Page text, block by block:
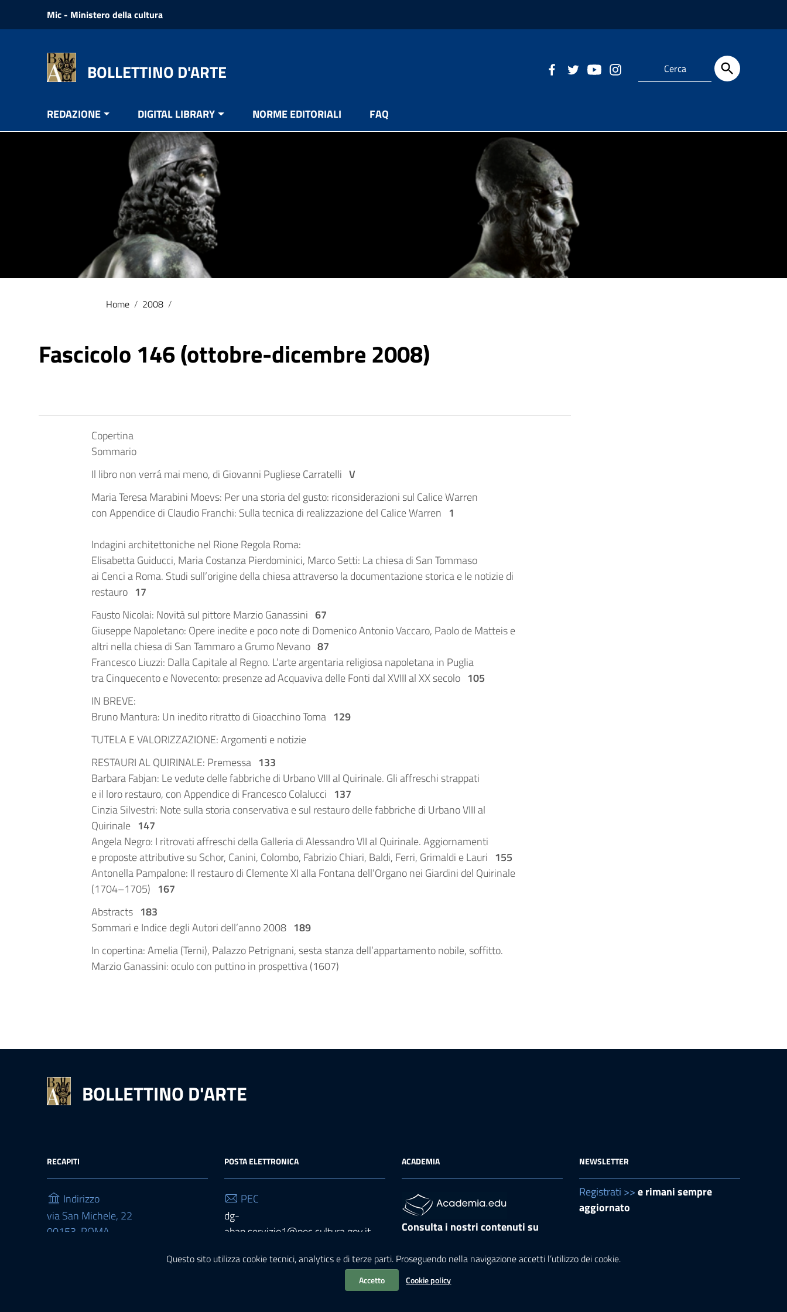
Questo sito utilizza cookie tecnici, analytics e di terze parti. Proseguendo nella navigazione accetti l’utilizzo dei cookie.
Accetto Cookie policy
Vai ai contenuti
Vai al menu di navigazione
Mic - Ministero della cultura
BOLLETTINO D'ARTE
REDAZIONE DIGITAL LIBRARY NORME EDITORIALI FAQ
Home / 2008 /
Fascicolo 146 (ottobre-dicembre 2008)
Copertina
Sommario
Il libro non verrá mai meno, di Giovanni Pugliese Carratelli V
Maria Teresa Marabini Moevs: Per una storia del gusto: riconsiderazioni sul Calice Warren
con Appendice di Claudio Franchi: Sulla tecnica di realizzazione del Calice Warren 1
Indagini architettoniche nel Rione Regola Roma:
Elisabetta Guiducci, Maria Costanza Pierdominici, Marco Setti: La chiesa di San Tommaso
ai Cenci a Roma. Studi sull’origine della chiesa attraverso la documentazione storica e le notizie di
restauro 17
Fausto Nicolai: Novità sul pittore Marzio Ganassini 67
Giuseppe Napoletano: Opere inedite e poco note di Domenico Antonio Vaccaro, Paolo de Matteis e
altri nella chiesa di San Tammaro a Grumo Nevano 87
Francesco Liuzzi: Dalla Capitale al Regno. L’arte argentaria religiosa napoletana in Puglia
tra Cinquecento e Novecento: presenze ad Acquaviva delle Fonti dal XVIII al XX secolo 105
IN BREVE:
Bruno Mantura: Un inedito ritratto di Gioacchino Toma 129
TUTELA E VALORIZZAZIONE: Argomenti e notizie
RESTAURI AL QUIRINALE: Premessa 133
Barbara Fabjan: Le vedute delle fabbriche di Urbano VIII al Quirinale. Gli affreschi strappati
e il loro restauro, con Appendice di Francesco Colalucci 137
Cinzia Silvestri: Note sulla storia conservativa e sul restauro delle fabbriche di Urbano VIII al
Quirinale 147
Angela Negro: I ritrovati affreschi della Galleria di Alessandro VII al Quirinale. Aggiornamenti
e proposte attributive su Schor, Canini, Colombo, Fabrizio Chiari, Baldi, Ferri, Grimaldi e Lauri 155
Antonella Pampalone: Il restauro di Clemente XI alla Fontana dell’Organo nei Giardini del Quirinale
(1704–1705) 167
Abstracts 183
Sommari e Indice degli Autori dell’anno 2008 189
In copertina: Amelia (Terni), Palazzo Petrignani, sesta stanza dell’appartamento nobile, soffitto.
Marzio Ganassini: oculo con puttino in prospettiva (1607)
BOLLETTINO D'ARTE
RECAPITI
Indirizzo
via San Michele, 22
00153, ROMA
POSTA ELETTRONICA
PEC
dg-
abap.servizio1@pec.cultura.gov.it
Email
bollettinodarte@cultura.gov.it
ACADEMIA
Consulta i nostri contenuti su
NEWSLETTER
Registrati >>e rimani sempre
aggiornato